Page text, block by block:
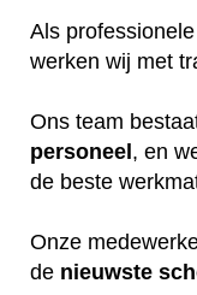
Als
werken wij met
Ons team
personeel , en
de beste
Onze
de nieuwste